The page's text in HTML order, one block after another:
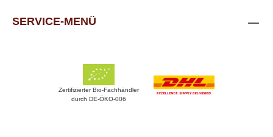
SERVICE-MENÜ
Zertifizierter Bio-Fachhändler
durch DE-ÖKO-006